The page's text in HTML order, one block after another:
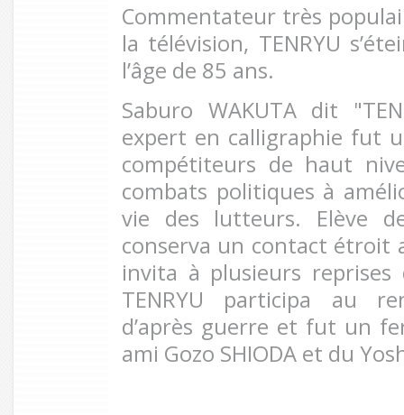
Commentateur très
la télévision, TENRYU
l’âge de 85 ans.
Saburo WAKUTA dit
expert en calligraphie fut
compétiteurs de haut
combats politiques à
vie des lutteurs. Elève
conserva un contact étroit
invita à plusieurs
TENRYU participa au
d’après guerre et fut un
ami Gozo SHIODA et du